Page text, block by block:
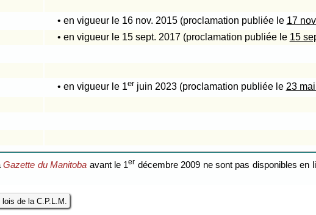
• en vigueur le 16 nov. 2015 (proclamation publiée le 17
• en vigueur le 15 sept. 2017 (proclamation publiée le 15
• en vigueur le 1er juin 2023 (proclamation publiée le 23
Gazette du Manitoba avant le 1er décembre 2009 ne sont pas disponibles en
de la C.P.L.M.